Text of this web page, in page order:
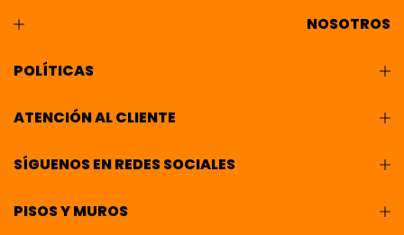
NOSOTROS
POLÍTICAS
ATENCIÓN AL CLIENTE
SÍGUENOS EN REDES SOCIALES
PISOS Y MUROS